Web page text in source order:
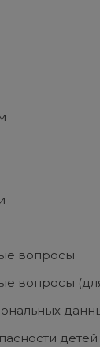
вопросы
вопросы
детей